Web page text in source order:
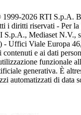
1999-2026 RTI S.p.A.
i diritti riservati - Per
Mediaset N.V.,
- Uffici Viale Europa
contenuti e ai dati
funzionale
generativa. È
automatizzati di data